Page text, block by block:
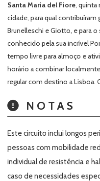
Santa Maria del Fiore, quinta
cidade, para qual
Brunelleschi e Giotto, e para o
conhecido pela sua incrível
tempo livre para almoço e
horário a combinar
regular com destino a Lisboa.
NOTAS
Este circuito inclui longos
pessoas com mobilidade
individual de resistência e
caso de necessidades